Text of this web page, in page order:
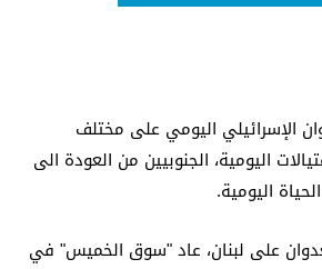
الإسرائيلي اليومي على مختلف
اليومية، الجنوبيين من العودة الى
اليومية.
على لبنان، عاد "سوق الخميس" في